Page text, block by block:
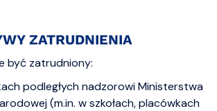
ZATRUDNIENIA
być zatrudniony:
podległych nadzorowi Ministerstwa
(m.in. w szkołach, placówkach